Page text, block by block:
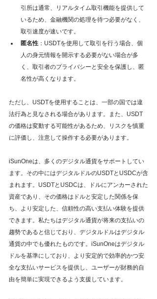
引所は通常、リアルタイム取引機能を提供して
いるため、金融機関の処理を待つ必要がなく、
取引速度が速いです。
匿名性 ：USDTを使用して取引を行う場合、個
人の身元情報を開示する必要がない場合が多
く、取引者のプライバシーと安全を保護し、匿
名性が高くなります。
ただし、USDTを使用することは、一部の国では違
法行為と見なされる場合があります。また、USDT
の価格は変動する可能性があるため、リスクを慎重
に評価し、注意して操作する必要があります。
iSunOneは、多くのデジタル通貨をサポートしてい
ます。その中にはデジタルドルのUSDTとUSDCが含
まれます。USDTとUSDCは、ドルにアンカーされた
資産であり、その価格はドルと安定した関係を保
ち、より安定した、信頼性の高い支払い体験を提供
できます。私たちはデジタル通貨が将来の支払いの
趨勢であると信じており、デジタルドルはデジタル
通貨の中でも優れたものです。iSunOneはデジタル
ドルを基準にしており、より安定的で効率的かつ安
全な支払いサービスを提供し、ユーザーが財務的自
由を簡単に実現できるよう支援しています。